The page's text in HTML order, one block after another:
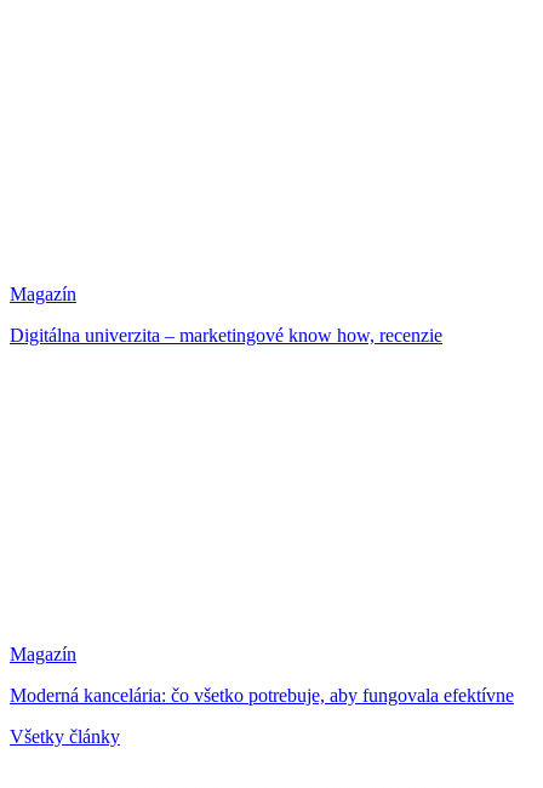
Magazín
Digitálna univerzita – marketingové know how, recenzie
Magazín
Moderná kancelária: čo všetko potrebuje, aby fungovala efektívne
Všetky články